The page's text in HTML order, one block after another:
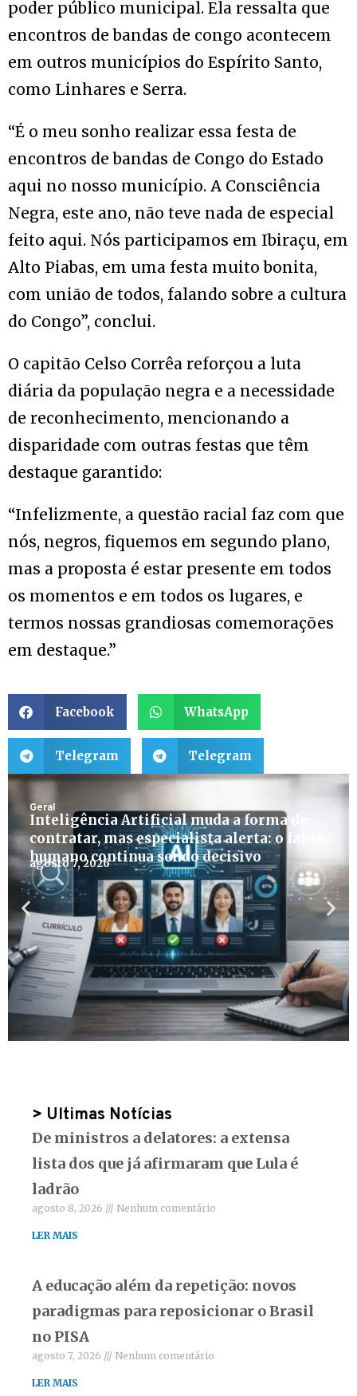
poder público municipal. Ela ressalta que
encontros de bandas de congo acontecem
em outros municípios do Espírito Santo,
como Linhares e Serra.
“É o meu sonho realizar essa festa de
encontros de bandas de Congo do Estado
aqui no nosso município. A Consciência
Negra, este ano, não teve nada de especial
feito aqui. Nós participamos em Ibiraçu, em
Alto Piabas, em uma festa muito bonita,
com união de todos, falando sobre a cultura
do Congo”, conclui.
O capitão Celso Corrêa reforçou a luta
diária da população negra e a necessidade
de reconhecimento, mencionando a
disparidade com outras festas que têm
destaque garantido:
“Infelizmente, a questão racial faz com que
nós, negros, fiquemos em segundo plano,
mas a proposta é estar presente em todos
os momentos e em todos os lugares, e
termos nossas grandiosas comemorações
em destaque.”
Facebook WhatsApp
Telegram Telegram
Geral
Inteligência Artificial muda a forma de
contratar, mas especialista alerta: o fator
humano continua sendo decisivo
agosto 7, 2026
> Ultimas Notícias
De ministros a delatores: a extensa
lista dos que já afirmaram que Lula é
ladrão
agosto 8, 2026 Nenhum comentário
LER MAIS
A educação além da repetição: novos
paradigmas para reposicionar o Brasil
no PISA
agosto 7, 2026 Nenhum comentário
LER MAIS